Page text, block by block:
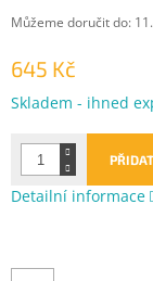
645 Kč
Měrná
Skladem - ihned
Můžeme doručit do:
Detailní informace